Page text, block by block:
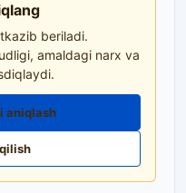
beriladi.
amaldagi narx va
aniqlash
qilish